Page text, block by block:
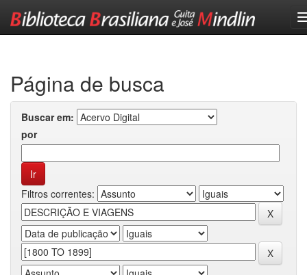
Página de busca
Buscar em:
por
Filtros correntes: